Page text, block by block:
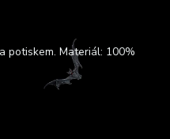
potiskem. Materiál: 100%